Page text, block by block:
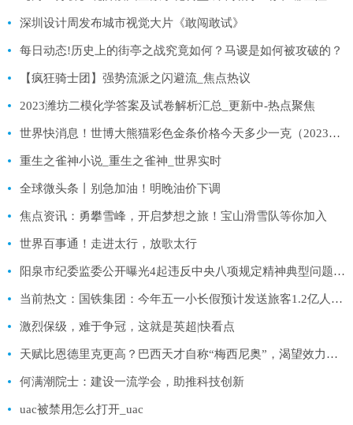
深圳设计周发布城市视觉大片《敢闯敢试》
每日动态!历史上的街亭之战究竟如何？马谡是如何被攻破的？
【疯狂骑士团】强势流派之闪避流_焦点热议
2023潍坊二模化学答案及试卷解析汇总_更新中-热点聚焦
世界快消息！世博大熊猫彩色金条价格今天多少一克（2023年04月27日）
重生之雀神小说_重生之雀神_世界实时
全球微头条丨别急加油！明晚油价下调
焦点资讯：勇攀雪峰，开启梦想之旅！宝山滑雪队等你加入
世界百事通！走进太行，放歌太行
阳泉市纪委监委公开曝光4起违反中央八项规定精神典型问题 实时焦点
当前热文：国铁集团：今年五一小长假预计发送旅客1.2亿人次 超历史同期最高水平
激烈保级，难于争冠，这就是英超|快看点
天赋比恩德里克更高？巴西天才自称“梅西尼奥”，渴望效力巴萨 全球时快讯
何满潮院士：建设一流学会，助推科技创新
uac被禁用怎么打开_uac